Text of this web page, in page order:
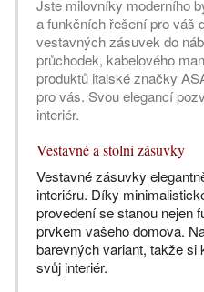
Jste milovníky moderního
a funkčních řešení pro váš
vestavných zásuvek do
průchodek, kabelového
produktů italské značky
pro vás. Svou elegancí
interiér.
Vestavné a stolní zásuvky
Vestavné zásuvky
interiéru. Díky
provedení se stanou nejen
prvkem vašeho domova.
barevných variant, takže si
svůj interiér.